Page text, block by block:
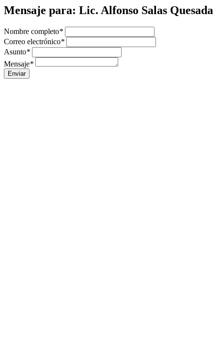
Mensaje para: Lic. Alfonso Salas Quesada
Nombre completo*
Correo electrónico*
Asunto*
Mensaje*
Enviar